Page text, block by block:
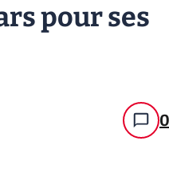
pour ses
0